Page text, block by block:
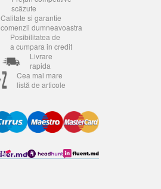
scăzute
Calitate si garantie
comenzii dumneavoastra
Posibilitatea de
a cumpara in credit
Livrare
rapida
Cea mai mare
listă de articole